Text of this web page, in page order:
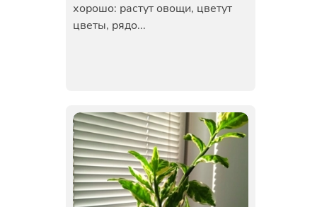
хорошо: растут овощи, цветут
цветы, рядо...